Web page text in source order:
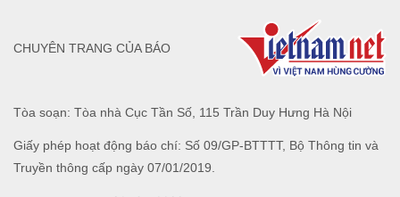
Tòa soạn: Tòa nhà Cục Tần Số, 115 Trần Duy Hưng Hà Nội
Giấy phép hoạt động báo chí: Số 09/GP-BTTTT, Bộ Thông tin và
Truyền thông cấp ngày 07/01/2019.
CHUYÊN TRANG CỦA BÁO